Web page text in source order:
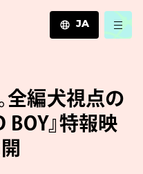
JA
ZH
全編犬視点の
BOY』特報映